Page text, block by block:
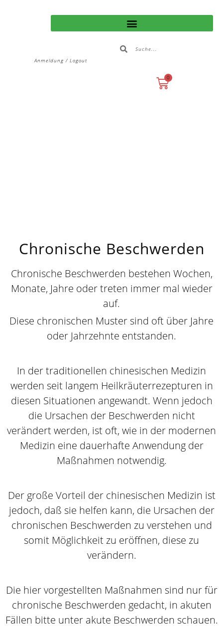
Anmeldung / Logout
0
Chronische Beschwerden
Chronische Beschwerden bestehen Wochen,
Monate, Jahre oder treten immer mal wieder
auf.
Diese chronischen Muster sind oft über Jahre
oder Jahrzehnte entstanden.
In der traditionellen chinesischen Medizin
werden seit langem Heilkräuterrezepturen in
diesen Situationen angewandt. Wenn jedoch
die Ursachen der Beschwerden nicht
verändert werden, ist oft, wie in der modernen
Medizin eine dauerhafte Anwendung der
Maßnahmen notwendig.
Der große Vorteil der chinesischen Medizin ist
jedoch, daß sie helfen kann, die Ursachen der
chronischen Beschwerden zu verstehen und
somit Möglichkeit zu eröffnen, diese zu
verändern.
Die hier vorgestellten Maßnahmen sind nur für
chronische Beschwerden gedacht, in akuten
Fällen bitte unter akute Beschwerden schauen.